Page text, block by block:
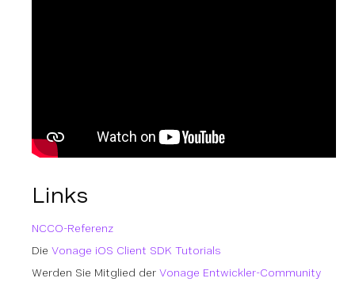
Links
NCCO-Referenz
Die Vonage iOS Client SDK Tutorials
Werden Sie Mitglied der Vonage Entwickler-Community